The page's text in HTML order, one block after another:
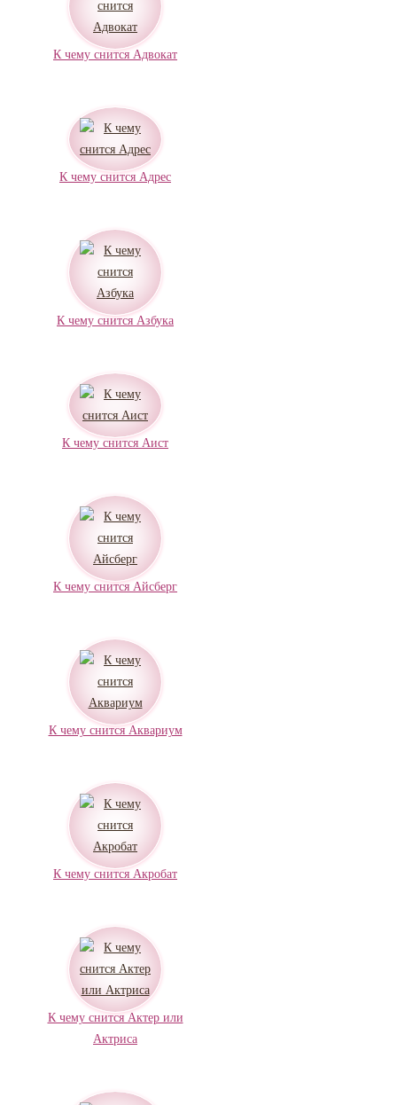
К чему снится Адвокат
К чему снится Адрес
К чему снится Азбука
К чему снится Аист
К чему снится Айсберг
К чему снится Аквариум
К чему снится Акробат
К чему снится Актер или
Актриса